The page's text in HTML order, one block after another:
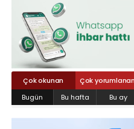
Çok okunan
Çok yorumlanan
Bugün
Bu hafta Bu ay
Yahya
Caddesi